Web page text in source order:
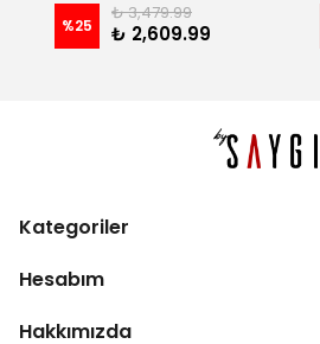
%25
₺ 3,479.99
₺ 2,609.99
Kategoriler
Hesabım
Hakkımızda